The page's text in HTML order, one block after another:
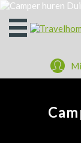
Open
het